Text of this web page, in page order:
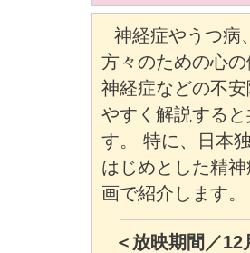
神経症やうつ病
方々のための心
神経症などの不
やすく解説する
す。 特に、日本
はじめとした精
画で紹介します。
＜放映期間／